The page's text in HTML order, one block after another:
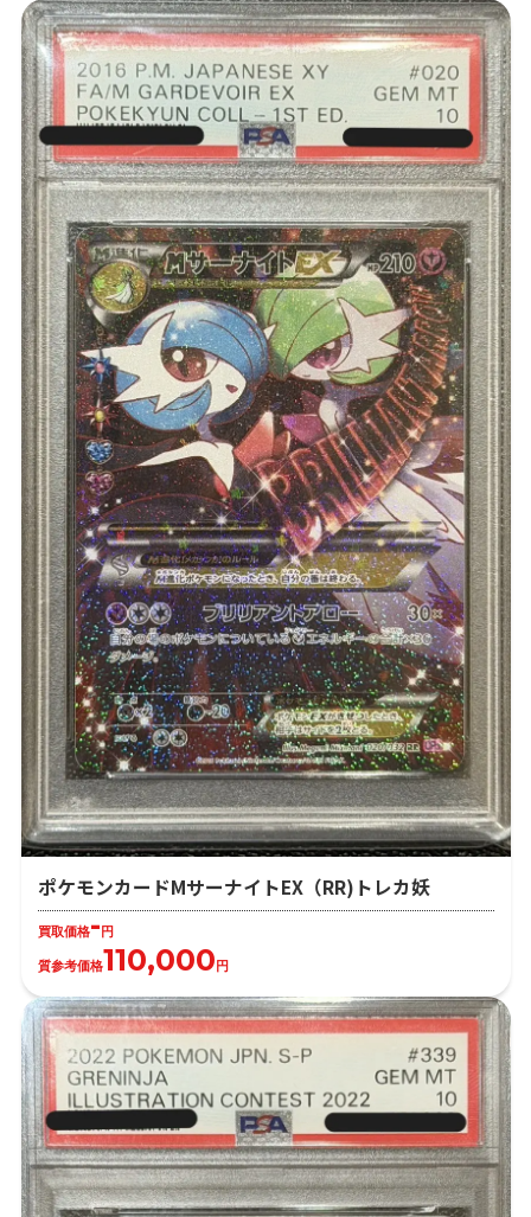
ポケモンカードMサーナイトEX（RR)トレカ妖
買取価格-円
質参考価格110,000円